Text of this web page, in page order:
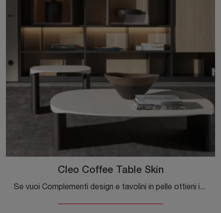
Cleo Coffee Table Skin
Se vuoi Complementi design e tavolini in pelle ottieni informazioni sul modello Cleo Coffee Table Skin dell'azienda Molteni & C.